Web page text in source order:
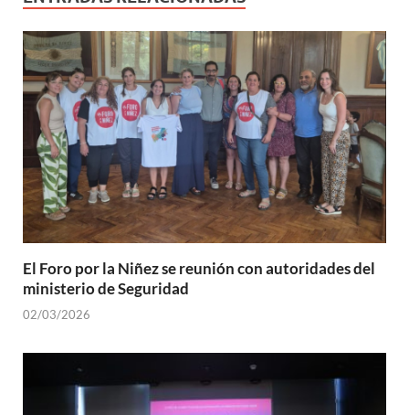
El Foro por la Niñez se reunión con autoridades del
ministerio de Seguridad
02/03/2026